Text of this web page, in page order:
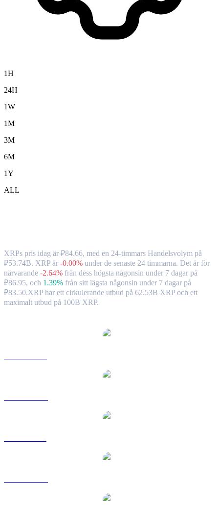
1H
24H
1W
1M
3M
6M
1Y
ALL
XRPs pris idag är ₽84.66, med en 24-timmars Handelsvolym på
₽53.74B. XRP är -0.00% under de senaste 24 timmarna. Det är för
närvarande -2.64% från dess högsta någonsin under 7 dagar på
₽86.95, och 1.39% från sitt lägsta någonsin under 7 dagar på
₽83.50.XRP har ett cirkulerande utbud på 62.53B XRP och ett
maximalt utbud på 100B XRP.